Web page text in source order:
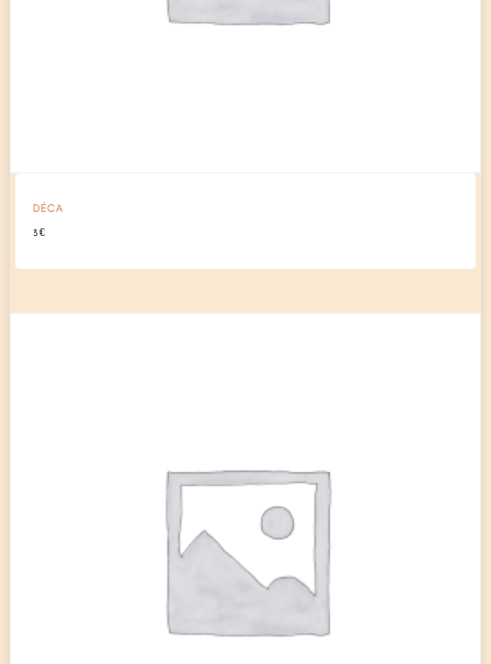
DÉCA
3€